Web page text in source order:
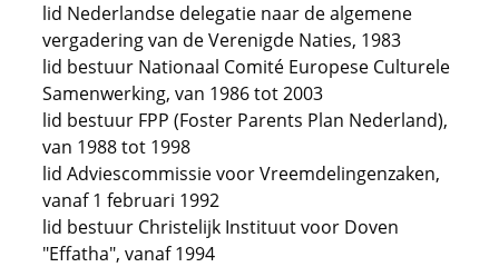
lid Nederlandse delegatie naar de algemene
vergadering van de Verenigde Naties, 1983
lid bestuur Nationaal Comité Europese Culturele
Samenwerking, van 1986 tot 2003
lid bestuur FPP (Foster Parents Plan Nederland),
van 1988 tot 1998
lid Adviescommissie voor Vreemdelingenzaken,
vanaf 1 februari 1992
lid bestuur Christelijk Instituut voor Doven
"Effatha", vanaf 1994